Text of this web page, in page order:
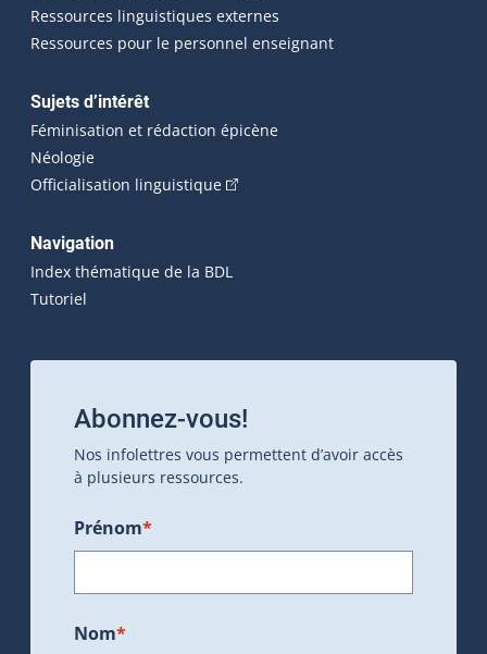
Ressources linguistiques externes
Ressources pour le personnel enseignant
Sujets d’intérêt
Féminisation et rédaction épicène
Néologie
Officialisation linguistique(Cet hyperlien externe s'ouvrira
Navigation
Index thématique de la BDL
Tutoriel
Abonnez-vous!
Nos infolettres vous permettent d’avoir accès
à plusieurs ressources.
Prénom*
Nom*